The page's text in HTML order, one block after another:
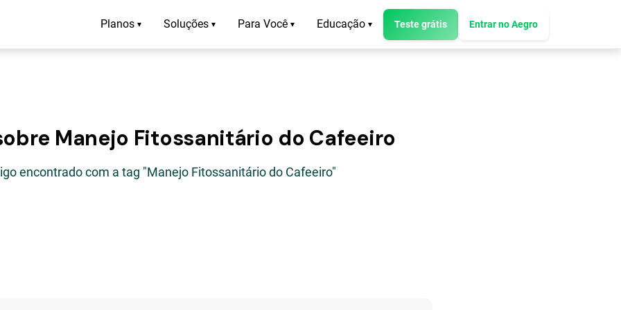
Planos ▾ Soluções ▾ Para Você ▾ Educação ▾ Teste grátis Entrar no Aegro
Manejo Fitossanitário do Cafeeiro
encontrado com a tag "Manejo Fitossanitário do Cafeeiro"